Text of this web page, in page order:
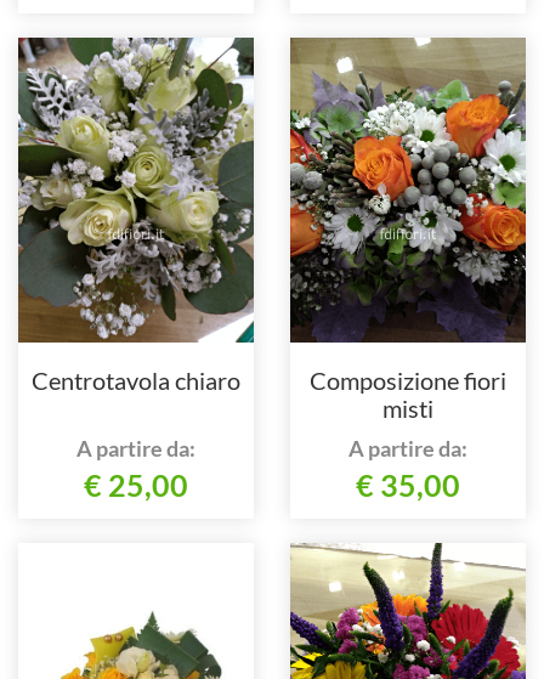
Centrotavola chiaro
A partire da:
€ 25,00
Composizione fiori
misti
A partire da:
€ 35,00